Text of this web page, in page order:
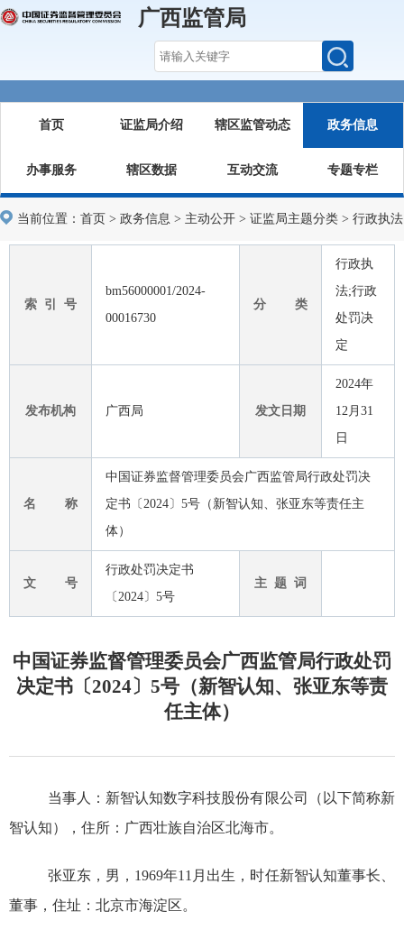
广西监管局
首页 证监局介绍 辖区监管动态 政务信息
办事服务 辖区数据 互动交流 专题专栏
当前位置： 首页 > 政务信息 > 主动公开 > 证监局主题分类 > 行政执法
索 引 号
bm56000001/2024-
00016730
分 类
行政执
法;行政
处罚决
定
发布机构 广西局 发文日期
2024年
12月31
日
名 称
中国证券监督管理委员会广西监管局行政处罚决
定书〔2024〕5号（新智认知、张亚东等责任主
体）
文 号
行政处罚决定书
〔2024〕5号
主 题 词
中国证券监督管理委员会广西监管局行政处罚
决定书〔2024〕5号（新智认知、张亚东等责
任主体）
当事人： 新智认知数字科技股份有限公司（以下简称新
智认知），住所：广西壮族自治区北海市。
张亚东，男， 1969年11月出生，时任新智认知董事长、
董事，住址：北京市海淀区。